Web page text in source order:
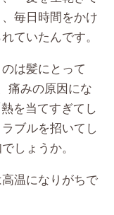
毎日時間をかけ
ていたんです。
は髪にとって
痛みの原因にな
を当てすぎてし
ブルを招いてし
しょうか。
温になりがちで